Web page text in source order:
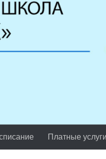
Платные услуги